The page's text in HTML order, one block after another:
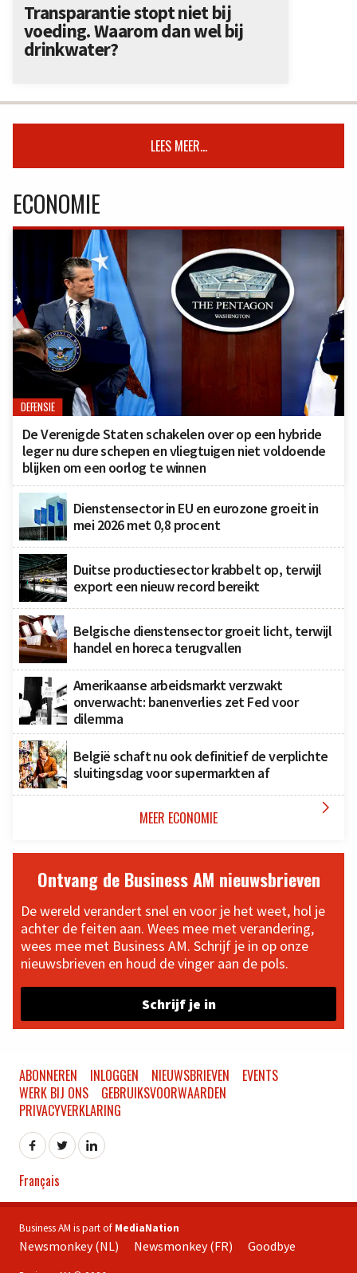
Transparantie stopt niet bij
voeding. Waarom dan wel bij
drinkwater?
LEES MEER...
ECONOMIE
DEFENSIE
De Verenigde Staten schakelen over op een hybride
leger nu dure schepen en vliegtuigen niet voldoende
blijken om een oorlog te winnen
Dienstensector in EU en eurozone groeit in
mei 2026 met 0,8 procent
Duitse productiesector krabbelt op, terwijl
export een nieuw record bereikt
Belgische dienstensector groeit licht, terwijl
handel en horeca terugvallen
Amerikaanse arbeidsmarkt verzwakt
onverwacht: banenverlies zet Fed voor
dilemma
België schaft nu ook definitief de verplichte
sluitingsdag voor supermarkten af
MEER ECONOMIE 
Ontvang de Business AM nieuwsbrieven
De wereld verandert snel en voor je het weet, hol je
achter de feiten aan. Wees mee met verandering,
wees mee met Business AM. Schrijf je in op onze
nieuwsbrieven en houd de vinger aan de pols.
Schrijf je in
ABONNEREN INLOGGEN NIEUWSBRIEVEN
EVENTS
WERK BIJ ONS
GEBRUIKSVOORWAARDEN
PRIVACYVERKLARING
Français
Business AM is part of MediaNation
Newsmonkey (NL) Newsmonkey (FR) Goodbye